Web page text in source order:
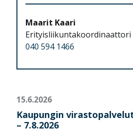
Maarit Kaari
Erityisliikuntakoordinaattori
040 594 1466
15.6.2026
Kaupungin
– 7.8.2026